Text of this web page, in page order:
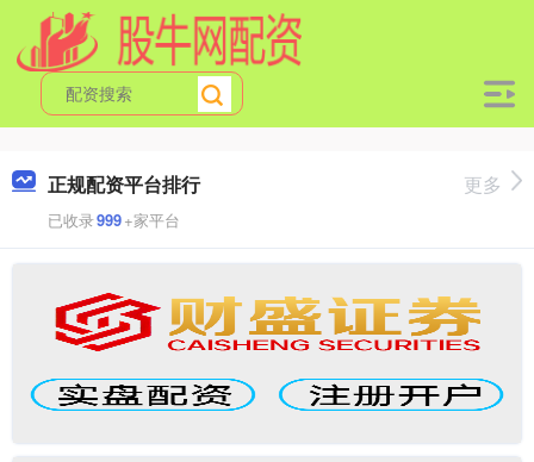
正规配资平台排行
已收录999+家平台
更多